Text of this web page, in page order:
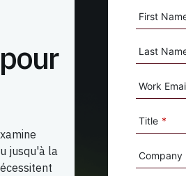
jusqu'à la
First
Last
Work
*
Title
Company